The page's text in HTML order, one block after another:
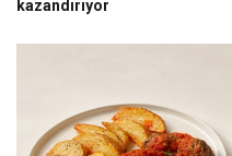
kazandırıyor